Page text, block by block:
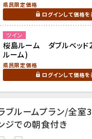
県民限定価格
ログインして価格
ツイン
桜島ルーム ダブルベッ
ルーム)
県民限定価格
ログインして価格
ブルームプラン/全
ジでの朝食付き